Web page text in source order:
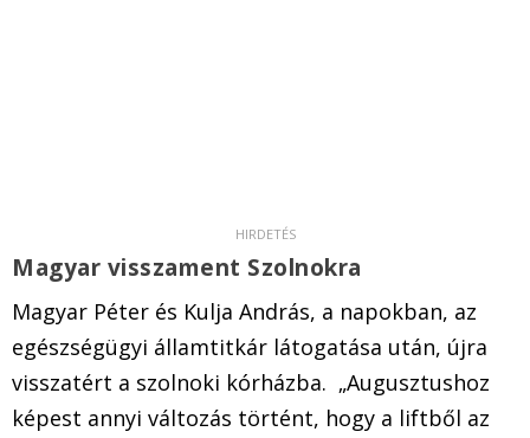
Magyar visszament Szolnokra
Magyar Péter és Kulja András, a napokban, az
egészségügyi államtitkár látogatása után, újra
visszatért a szolnoki kórházba. „Augusztushoz
képest annyi változás történt, hogy a liftből az